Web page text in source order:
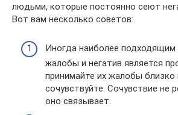
людьми, которые постоянно сеют
Вот вам несколько советов:
Иногда наиболее
жалобы и негатив является
принимайте их жалобы близко
сочувствуйте. Сочувствие не
оно связывает.